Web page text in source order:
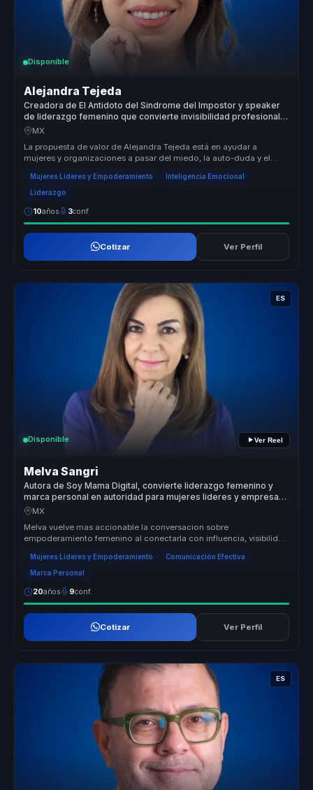
Disponible
Alejandra Tejeda
Creadora de El Antidoto del Sindrome del Impostor y speaker
de liderazgo femenino que convierte invisibilidad profesional
en autoridad para mujeres lideres.
MX
La propuesta de valor de Alejandra Tejeda está en ayudar a
mujeres y organizaciones a pasar del miedo, la auto-duda y el
auto sabotaje a ...
Mujeres Líderes y Empoderamiento Inteligencia Emocional
Liderazgo
10años 3conf.
Cotizar Ver Perfil
ES
Disponible Ver Reel
Melva Sangri
Autora de Soy Mama Digital, convierte liderazgo femenino y
marca personal en autoridad para mujeres lideres y empresas
globales.
MX
Melva vuelve mas accionable la conversacion sobre
empoderamiento femenino al conectarla con influencia, visibilidad
y capacidad real de d...
Mujeres Líderes y Empoderamiento Comunicación Efectiva
Marca Personal
20años 9conf.
Cotizar Ver Perfil
ES